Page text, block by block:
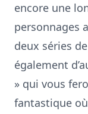
encore une
personnages
deux séries
également
» qui vous
fantastique